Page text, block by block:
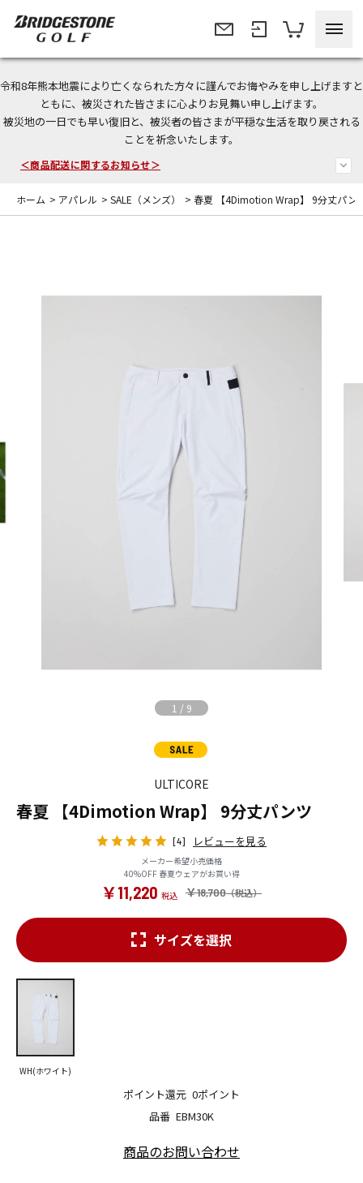
令和8年熊本地震により亡くなられた方々に謹んでお悔やみを申し上げますと
ともに、被災された皆さまに心よりお見舞い申し上げます。
被災地の一日でも早い復旧と、被災者の皆さまが平穏な生活を取り戻される
ことを祈念いたします。
＜夏季休暇中のご注文・発送・お問い合わせ＞
今なら新規会員登録で1,000円OFFクーポンプレゼント！
＜商品配送に関するお知らせ＞
ホーム > アパレル > SALE（メンズ） > 春夏 【4Dimotion Wrap】 9分丈パン
1 / 9
ULTICORE
春夏 【4Dimotion Wrap】 9分丈パンツ
[4] レビューを見る
メーカー希望小売価格
40%OFF 春夏ウェアがお買い得
￥18,700
￥11,220
品番 EBM30K
ポイント還元 0ポイント
サイズを選択
WH(ホワイト)
商品のお問い合わせ